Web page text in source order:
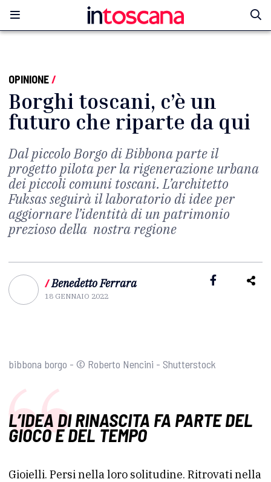
OPINIONE/
Borghi toscani, c’è un
futuro che riparte da qui
Dal piccolo Borgo di Bibbona parte il
progetto pilota per la rigenerazione urbana
dei piccoli comuni toscani. L’architetto
Fuksas seguirà il laboratorio di idee per
aggiornare l’identità di un patrimonio
prezioso della nostra regione
/Benedetto Ferrara
18 GENNAIO 2022
bibbona borgo - © Roberto Nencini - Shutterstock
L’IDEA DI RINASCITA FA PARTE DEL
GIOCO E DEL TEMPO
Gioielli. Persi nella loro solitudine. Ritrovati nella